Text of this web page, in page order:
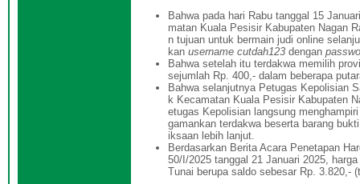
Bahwa pada hari Rabu tanggal 15
matan Kuala Pesisir Kabupaten Nagan
n tujuan untuk bermain judi online
kan username cutdah123 dengan
Bahwa setelah itu terdakwa memilih
sejumlah Rp. 400,- dalam beberapa
Bahwa selanjutnya Petugas Kepolisian
k Kecamatan Kuala Pesisir Kabupaten
etugas Kepolisian langsung
gamankan terdakwa beserta barang
iksaan lebih lanjut.
Berdasarkan Berita Acara Penetapan
50/I/2025 tanggal 21 Januari 2025,
Tunai berupa saldo sebesar Rp. 3.820,-